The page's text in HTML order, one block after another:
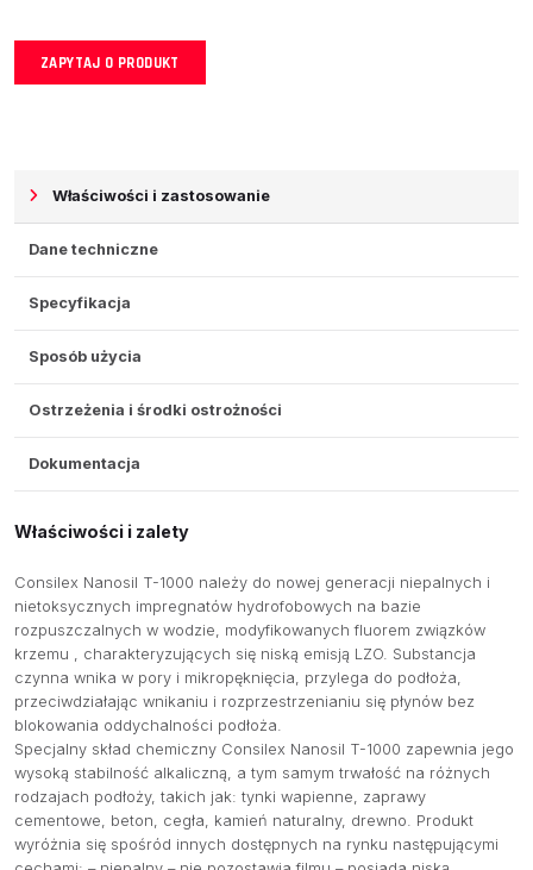
ZAPYTAJ O PRODUKT
Właściwości i zastosowanie
Dane techniczne
Specyfikacja
Sposób użycia
Ostrzeżenia i środki ostrożności
Dokumentacja
Właściwości i zalety
Consilex Nanosil T-1000 należy do nowej generacji niepalnych i
nietoksycznych impregnatów hydrofobowych na bazie
rozpuszczalnych w wodzie, modyfikowanych fluorem związków
krzemu , charakteryzujących się niską emisją LZO. Substancja
czynna wnika w pory i mikropęknięcia, przylega do podłoża,
przeciwdziałając wnikaniu i rozprzestrzenianiu się płynów bez
blokowania oddychalności podłoża.
Specjalny skład chemiczny Consilex Nanosil T-1000 zapewnia jego
wysoką stabilność alkaliczną, a tym samym trwałość na różnych
rodzajach podłoży, takich jak: tynki wapienne, zaprawy
cementowe, beton, cegła, kamień naturalny, drewno. Produkt
wyróżnia się spośród innych dostępnych na rynku następującymi